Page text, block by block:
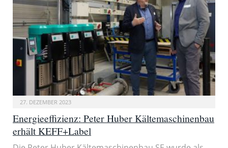
27. DEZEMBER 2023
Energieeffizienz: Peter Huber Kältemaschinenbau
erhält KEFF+Label